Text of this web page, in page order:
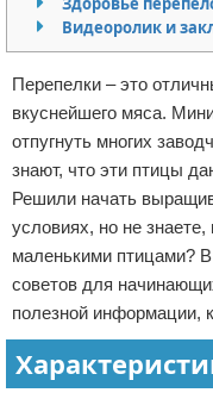
Начало бизнеса
Обзоры услуг
Деловое общение
Менеджмент
Отказ от
Видеоролик и
Перепелки – это
вкуснейшего мяса.
отпугнуть многих
знают, что эти птицы
Решили начать
условиях, но не
маленькими птицами?
советов для
полезной информации,